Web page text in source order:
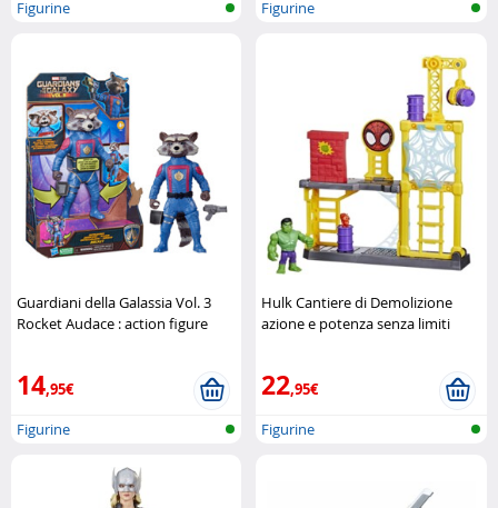
Figurine Figurine
Guardiani della Galassia Vol. 3
Rocket Audace : action figure
14,95€
Figurine
Hulk Cantiere di Demolizione
azione e potenza senza limiti
22,95€
Figurine